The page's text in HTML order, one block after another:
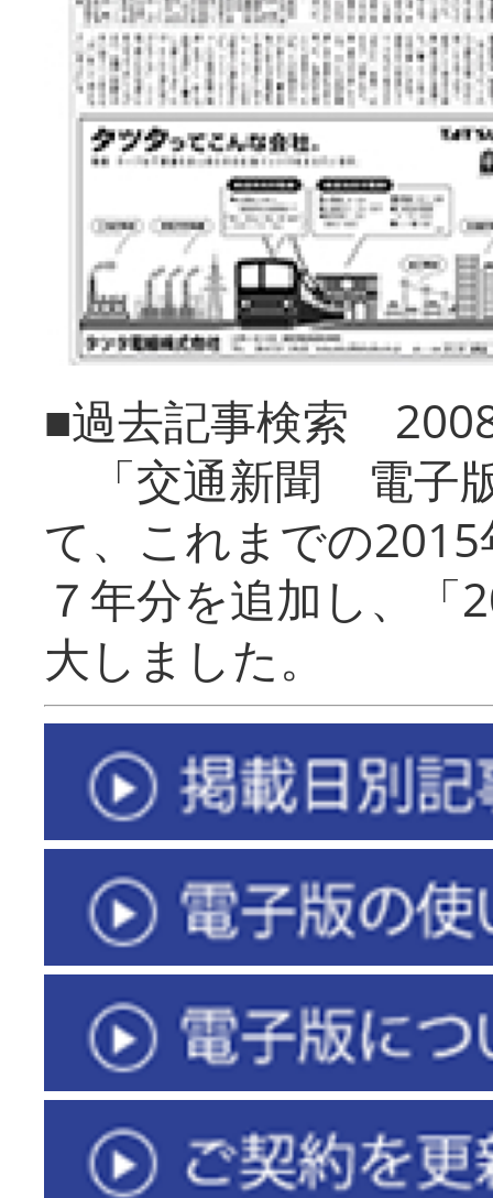
■過去記事検索
「交通新聞 電子
て、これまでの
７年分を追加し、「
大しまし